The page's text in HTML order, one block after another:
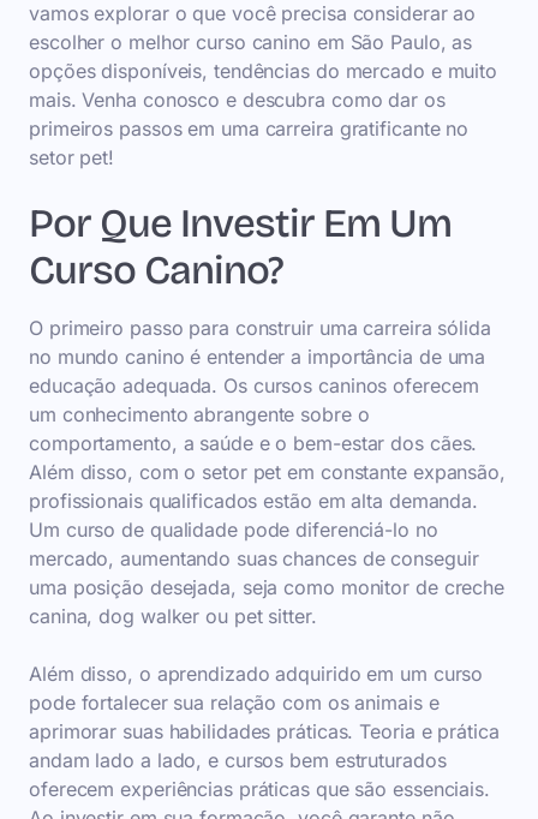
vamos explorar o que você precisa considerar ao
escolher o melhor curso canino em São Paulo, as
opções disponíveis, tendências do mercado e muito
mais. Venha conosco e descubra como dar os
primeiros passos em uma carreira gratificante no
setor pet!
Por Que Investir Em Um
Curso Canino?
O primeiro passo para construir uma carreira sólida
no mundo canino é entender a importância de uma
educação adequada. Os cursos caninos oferecem
um conhecimento abrangente sobre o
comportamento, a saúde e o bem-estar dos cães.
Além disso, com o setor pet em constante expansão,
profissionais qualificados estão em alta demanda.
Um curso de qualidade pode diferenciá-lo no
mercado, aumentando suas chances de conseguir
uma posição desejada, seja como monitor de creche
canina, dog walker ou pet sitter.
Além disso, o aprendizado adquirido em um curso
pode fortalecer sua relação com os animais e
aprimorar suas habilidades práticas. Teoria e prática
andam lado a lado, e cursos bem estruturados
oferecem experiências práticas que são essenciais.